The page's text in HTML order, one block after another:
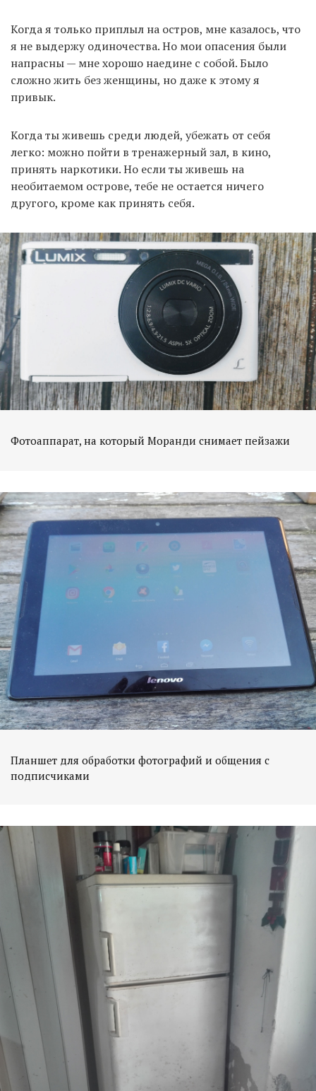
Когда я только приплыл на остров, мне казалось, что
я не выдержу одиночества. Но мои опасения были
напрасны — мне хорошо наедине с собой. Было
сложно жить без женщины, но даже к этому я
привык.
Когда ты живешь среди людей, убежать от себя
легко: можно пойти в тренажерный зал, в кино,
принять наркотики. Но если ты живешь на
необитаемом острове, тебе не остается ничего
другого, кроме как принять себя.
Фотоаппарат, на который Моранди снимает пейзажи
Планшет для обработки фотографий и общения с
подписчиками